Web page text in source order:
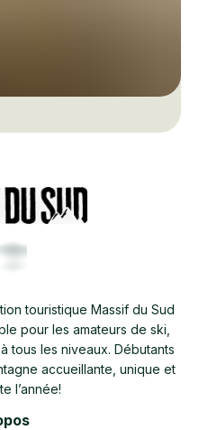
touristique Massif du Sud
pour les amateurs de ski,
tous les niveaux. Débutants
accueillante, unique et
l’année!